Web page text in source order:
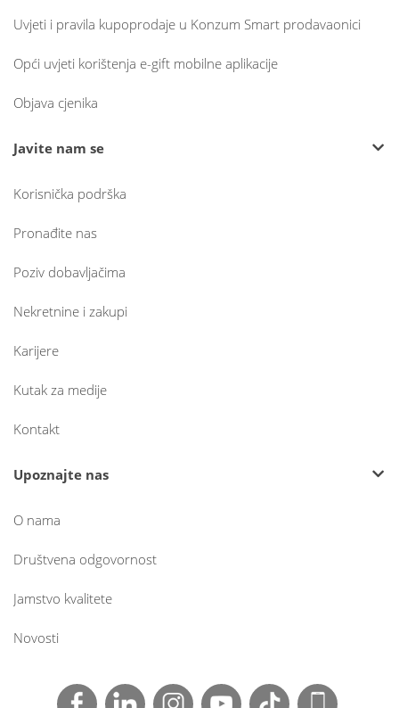
Uvjeti i pravila kupoprodaje u Konzum Smart prodavaonici
Opći uvjeti korištenja e-gift mobilne aplikacije
Objava cjenika
Javite nam se
Korisnička podrška
Pronađite nas
Poziv dobavljačima
Nekretnine i zakupi
Karijere
Kutak za medije
Kontakt
Upoznajte nas
O nama
Društvena odgovornost
Jamstvo kvalitete
Novosti